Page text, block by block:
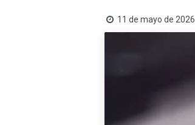
11 de mayo de 2026